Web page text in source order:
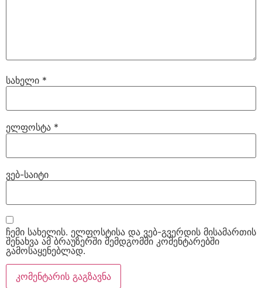
სახელი *
ელფოსტა *
ვებ-საიტი
ჩემი სახელის. ელფოსტისა და ვებ-გვერდის მისამართის
შენახვა ამ ბრაუზერში შემდგომში კომენტარებში
გამოსაყენებლად.